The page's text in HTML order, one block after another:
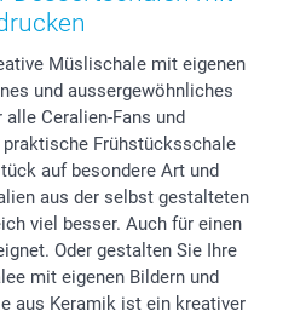
Müslischale mit eigenen
und aussergewöhnliches
Ceralien-Fans und
Frühstücksschale
auf besondere Art und
aus der selbst gestalteten
viel besser. Auch für einen
Oder gestalten Sie Ihre
mit eigenen Bildern und
aus Keramik ist ein kreativer